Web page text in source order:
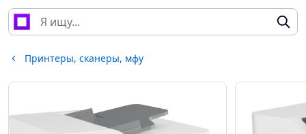
Принтеры, сканеры, мфу